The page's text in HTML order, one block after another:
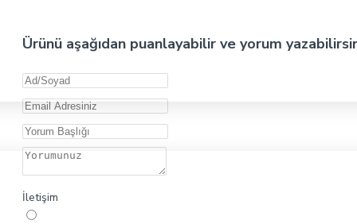
Ürünü aşağıdan puanlayabilir ve yorum
İletişim